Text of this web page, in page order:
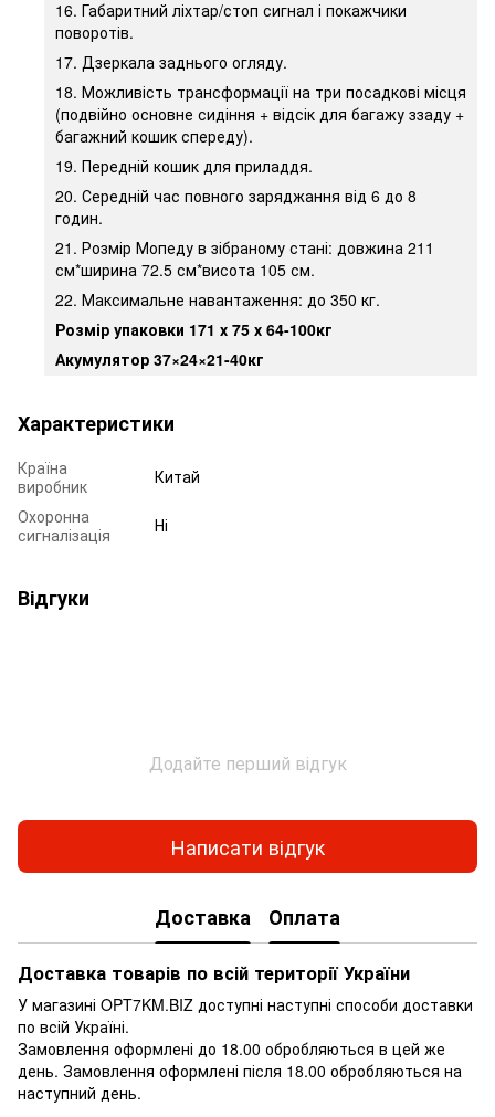
16. Габаритний ліхтар/стоп сигнал і покажчики
поворотів.
17. Дзеркала заднього огляду.
18. Можливість трансформації на три посадкові місця
(подвійно основне сидіння + відсік для багажу ззаду +
багажний кошик спереду).
19. Передній кошик для приладдя.
20. Середній час повного заряджання від 6 до 8
годин.
21. Розмір Мопеду в зібраному стані: довжина 211
см*ширина 72.5 см*висота 105 см.
22. Максимальне навантаження: до 350 кг.
Розмір упаковки 171 х 75 х 64-100кг
Акумулятор 37×24×21-40кг
Характеристики
Країна
виробник
Китай
Охоронна
сигналізація
Ні
Відгуки
Додайте перший відгук
Написати відгук
Доставка Оплата
Доставка товарів по всій території України
У магазині OPT7KM.BIZ доступні наступні способи доставки
по всій Україні.
Замовлення оформлені до 18.00 обробляються в цей же
день. Замовлення оформлені після 18.00 обробляються на
наступний день.